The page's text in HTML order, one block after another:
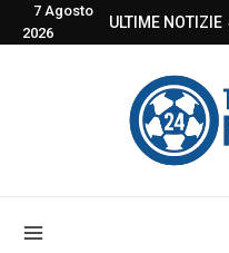
Salta al contenuto
7 Agosto
2026
ULTIME NOTIZIE